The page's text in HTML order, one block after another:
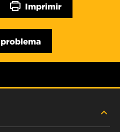
Imprimir